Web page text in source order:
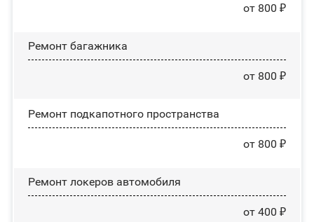
от 800 ₽
Ремонт багажника
от 800 ₽
Ремонт подкапотного пространства
от 800 ₽
Ремонт лoĸepoв автомобиля
от 400 ₽